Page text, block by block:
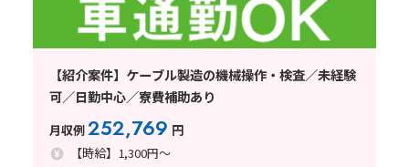
【紹介案件】ケーブル製造の機械操作・検査／未経験
可／日勤中心／寮費補助あり
月収例252,769 円
【時給】1,300円～